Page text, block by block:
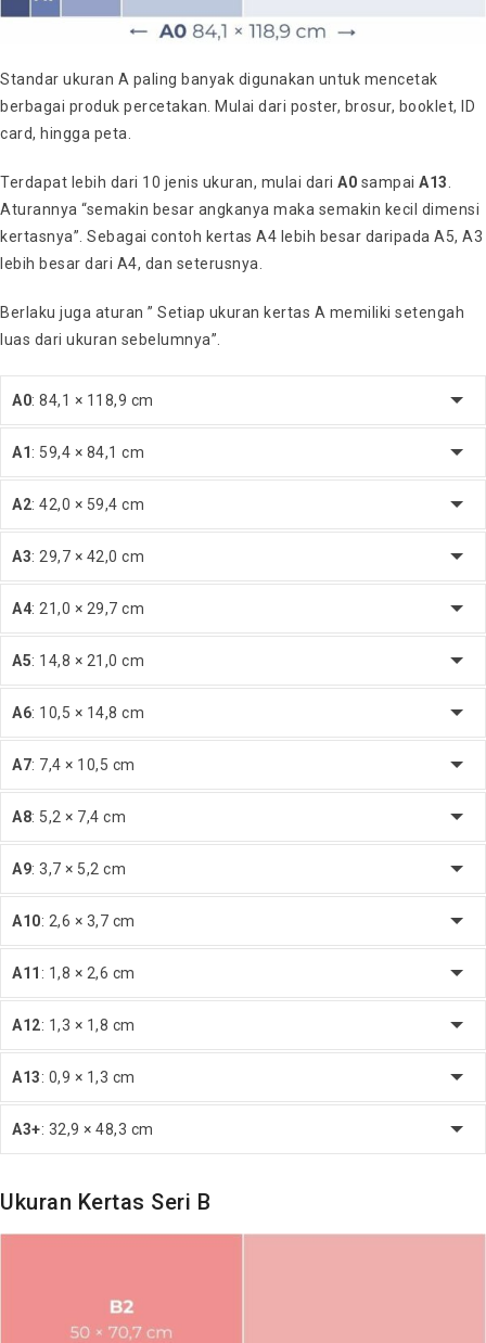
Standar ukuran A paling banyak digunakan untuk mencetak
berbagai produk percetakan. Mulai dari poster, brosur, booklet, ID
card, hingga peta.
Terdapat lebih dari 10 jenis ukuran, mulai dari A0 sampai A13
Aturannya “semakin besar angkanya maka semakin kecil dimensi
kertasnya”. Sebagai contoh kertas A4 lebih besar daripada A5, A3
lebih besar dari A4, dan seterusnya.
Berlaku juga aturan ” Setiap ukuran kertas A memiliki setengah
luas dari ukuran sebelumnya”.
A0: 84,1 × 118,9 cm
A1 : 59,4 × 84,1 cm
A2: 42,0 × 59,4 cm
A3: 29,7 × 42,0 cm
A4: 21,0 × 29,7 cm
A5: 14,8 × 21,0 cm
A6: 10,5 × 14,8 cm
A7: 7,4 × 10,5 cm
A8: 5,2 × 7,4 cm
A9: 3,7 × 5,2 cm
A10: 2,6 × 3,7 cm
A11 : 1,8 × 2,6 cm
A12: 1,3 × 1,8 cm
A13: 0,9 × 1,3 cm
A3+: 32,9 × 48,3 cm
Ukuran Kertas Seri B